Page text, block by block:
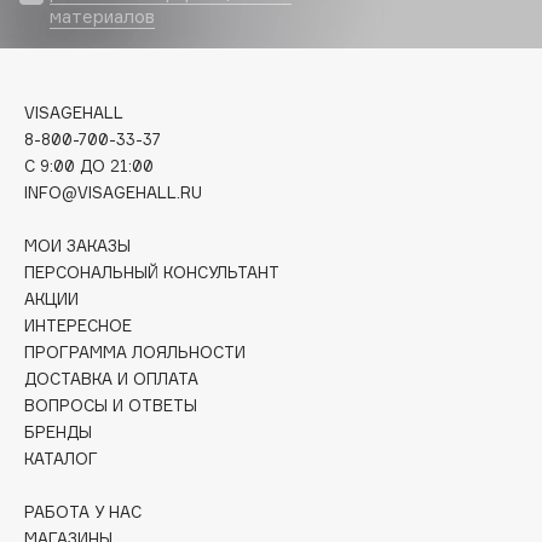
Deonica
Dessange
Divage
Dolomit
DP Daily Perfection
Dr. Vranjes Firenze
Dr.Althea
Dr.Ceuracle
Dr.Jart+
DSD de Luxe
Dyson
материалов
VISAGEHALL
8-800-700-33-37
C 9:00 ДО 21:00
INFO@VISAGEHALL.RU
МОИ ЗАКАЗЫ
ПЕРСОНАЛЬНЫЙ КОНСУЛЬТАНТ
АКЦИИ
ИНТЕРЕСНОЕ
ПРОГРАММА ЛОЯЛЬНОСТИ
ДОСТАВКА И ОПЛАТА
ВОПРОСЫ И ОТВЕТЫ
БРЕНДЫ
КАТАЛОГ
РАБОТА У НАС
МАГАЗИНЫ